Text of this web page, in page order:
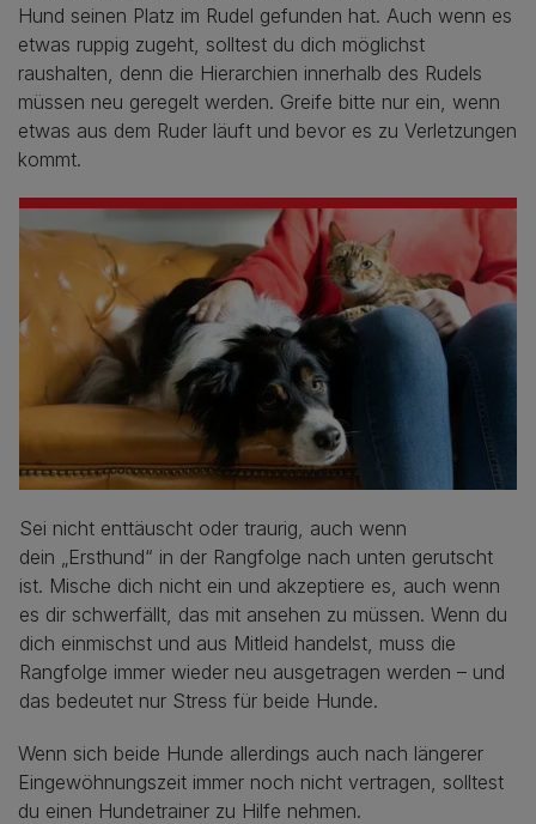
Hund seinen Platz im Rudel gefunden hat. Auch wenn es
etwas ruppig zugeht, solltest du dich möglichst
raushalten, denn die Hierarchien innerhalb des Rudels
müssen neu geregelt werden. Greife bitte nur ein, wenn
etwas aus dem Ruder läuft und bevor es zu Verletzungen
kommt.
Sei nicht enttäuscht oder traurig, auch wenn
dein „Ersthund“ in der Rangfolge nach unten gerutscht
ist. Mische dich nicht ein und akzeptiere es, auch wenn
es dir schwerfällt, das mit ansehen zu müssen. Wenn du
dich einmischst und aus Mitleid handelst, muss die
Rangfolge immer wieder neu ausgetragen werden – und
das bedeutet nur Stress für beide Hunde.
Wenn sich beide Hunde allerdings auch nach längerer
Eingewöhnungszeit immer noch nicht vertragen, solltest
du einen Hundetrainer zu Hilfe nehmen.